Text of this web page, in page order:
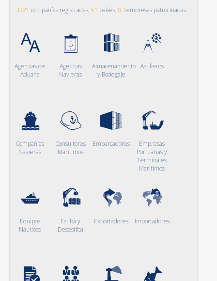
3721 compañías registradas, 51 países, 83 empresas patrocinadas
Agencias de
Aduana
Agencias
Navieras
Almacenamiento
y Bodegaje
Astilleros
Compañías
Navieras
Consultores
Marítimos
Embarcadores
Empresas
Portuarias y
Terminales
Marítimos
Equipos
Naúticos
Estiba y
Desestiba
Exportadores Importadores